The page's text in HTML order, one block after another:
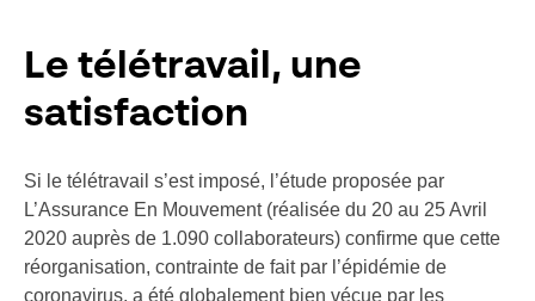
Le télétravail, une
satisfaction
Si le télétravail s’est imposé, l’étude proposée par
L’Assurance En Mouvement (réalisée du 20 au 25 Avril
2020 auprès de 1.090 collaborateurs) confirme que cette
réorganisation, contrainte de fait par l’épidémie de
coronavirus, a été globalement bien vécue par les